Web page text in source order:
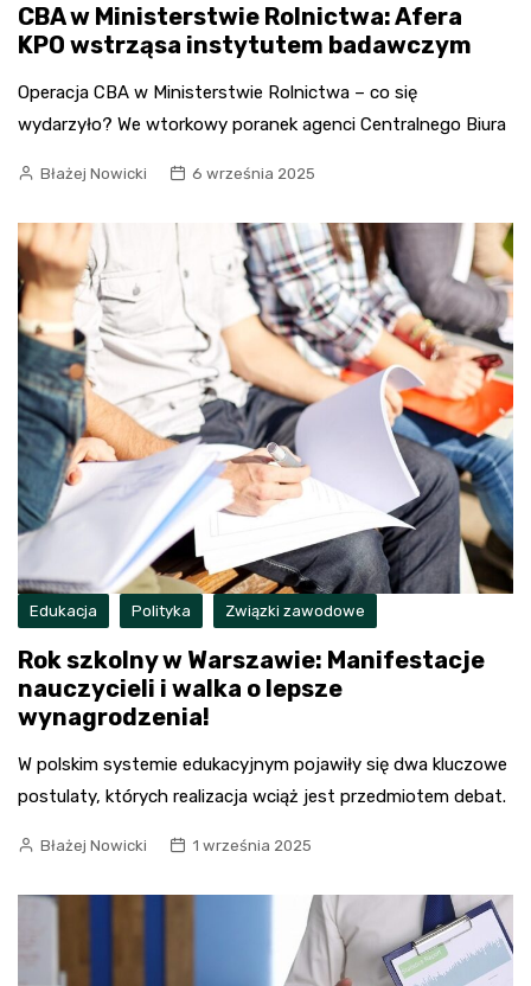
CBA w Ministerstwie Rolnictwa: Afera
KPO wstrząsa instytutem badawczym
Operacja CBA w Ministerstwie Rolnictwa – co się
wydarzyło? We wtorkowy poranek agenci Centralnego Biura
Błażej Nowicki 6 września 2025
Edukacja Polityka Związki zawodowe
Rok szkolny w Warszawie: Manifestacje
nauczycieli i walka o lepsze
wynagrodzenia!
W polskim systemie edukacyjnym pojawiły się dwa kluczowe
postulaty, których realizacja wciąż jest przedmiotem debat.
Błażej Nowicki 1 września 2025